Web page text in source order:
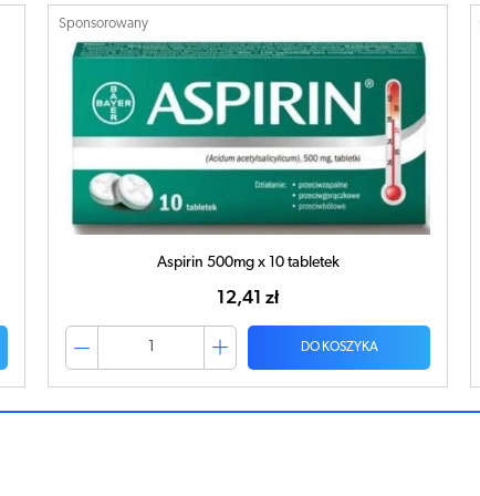
Sponsorowany
Ibuvit D3 4000 + K2 MK-7 Omega 3 x 30 kapsułek
40,25 zł
DO KOSZYKA